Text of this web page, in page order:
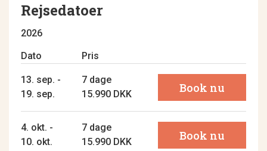
Rejsedatoer
2026
Dato
Pris
13. sep. -
19. sep.
7 dage
15.990 DKK
Book nu
4. okt. -
10. okt.
7 dage
15.990 DKK
Book nu